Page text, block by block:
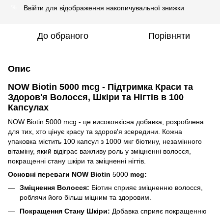
Ввійти для відображення накопичувальної знижки
До обраного Порівняти
Опис
NOW Biotin 5000 mcg - Підтримка Краси та
Здоров'я Волосся, Шкіри та Нігтів в 100
Капсулах
NOW Biotin 5000 mcg - це високоякісна добавка, розроблена
для тих, хто цінує красу та здоров'я зсередини. Кожна
упаковка містить 100 капсул з 1000 мкг біотину, незамінного
вітаміну, який відіграє важливу роль у зміцненні волосся,
покращенні стану шкіри та зміцненні нігтів.
Основні переваги NOW Biotin 5000 mcg:
Зміцнення Волосся: Біотин сприяє зміцненню волосся,
роблячи його більш міцним та здоровим.
Покращення Стану Шкіри: Добавка сприяє покращенню